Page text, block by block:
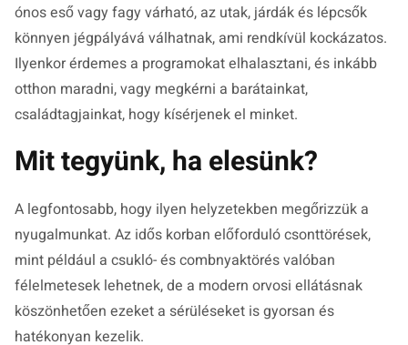
ónos eső vagy fagy várható, az utak, járdák és lépcsők
könnyen jégpályává válhatnak, ami rendkívül kockázatos.
Ilyenkor érdemes a programokat elhalasztani, és inkább
otthon maradni, vagy megkérni a barátainkat,
családtagjainkat, hogy kísérjenek el minket.
Mit tegyünk, ha elesünk?
A legfontosabb, hogy ilyen helyzetekben megőrizzük a
nyugalmunkat. Az idős korban előforduló csonttörések,
mint például a csukló- és combnyaktörés valóban
félelmetesek lehetnek, de a modern orvosi ellátásnak
köszönhetően ezeket a sérüléseket is gyorsan és
hatékonyan kezelik.